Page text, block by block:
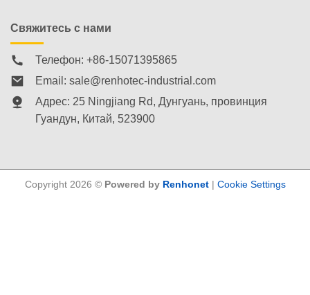
Свяжитесь с нами
Телефон: +86-15071395865
Email: sale@renhotec-industrial.com
Адрес: 25 Ningjiang Rd, Дунгуань, провинция
Гуандун, Китай, 523900
Copyright 2026 © Powered by Renhonet| Cookie Settings